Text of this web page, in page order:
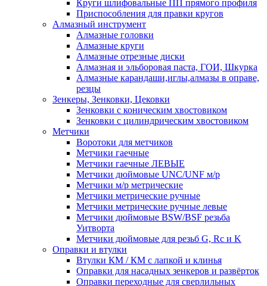
Круги шлифовальные ПП прямого профиля
Приспособления для правки кругов
Алмазный инструмент
Алмазные головки
Алмазные круги
Алмазные отрезные диски
Алмазная и эльборовая паста, ГОИ, Шкурка
Алмазные карандаши,иглы,алмазы в оправе,
резцы
Зенкеры, Зенковки, Цековки
Зенковки с коническим хвостовиком
Зенковки с цилиндрическим хвостовиком
Метчики
Воротоки для метчиков
Метчики гаечные
Метчики гаечные ЛЕВЫЕ
Метчики дюймовые UNC/UNF м/р
Метчики м/р метрические
Метчики метрические ручные
Метчики метрические ручные левые
Метчики дюймовые BSW/BSF резьба
Уитворта
Метчики дюймовые для резьб G, Rc и K
Оправки и втулки
Втулки КМ / КМ с лапкой и клинья
Оправки для насадных зенкеров и развёрток
Оправки переходные для сверлильных